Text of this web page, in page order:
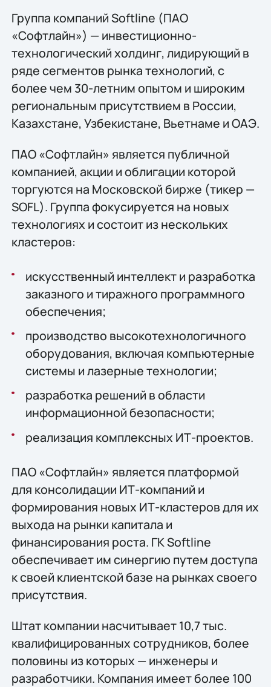
Группа компаний Softline (ПАО
«Софтлайн») — инвестиционно-
технологический холдинг, лидирующий в
ряде сегментов рынка технологий, c
более чем 30-летним опытом и широким
региональным присутствием в России,
Казахстане, Узбекистане, Вьетнаме и ОАЭ.
ПАО «Софтлайн» является публичной
компанией, акции и облигации которой
торгуются на Московской бирже (тикер —
SOFL). Группа фокусируется на новых
технологиях и состоит из нескольких
кластеров:
искусственный интеллект и разработка
заказного и тиражного программного
обеспечения;
производство высокотехнологичного
оборудования, включая компьютерные
системы и лазерные технологии;
разработка решений в области
информационной безопасности;
реализация комплексных ИТ-проектов.
ПАО «Софтлайн» является платформой
для консолидации ИТ-компаний и
формирования новых ИТ-кластеров для их
выхода на рынки капитала и
финансирования роста. ГК Softline
обеспечивает им синергию путем доступа
к своей клиентской базе на рынках своего
присутствия.
Штат компании насчитывает 10,7 тыс.
квалифицированных сотрудников, более
половины из которых — инженеры и
разработчики. Компания имеет более 100